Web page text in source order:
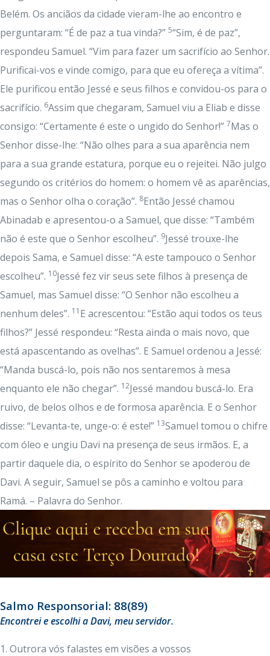
Belém. Os anciãos da cidade vieram-lhe ao encontro e
perguntaram: “É de paz a tua vinda?” 5“Sim, é de paz”,
respondeu Samuel. “Vim para fazer um sacrifício ao Senhor.
Purificai-vos e vinde comigo, para que eu ofereça a vítima”.
Ele purificou então Jessé e seus filhos e convidou-os para o
sacrifício. 6Assim que chegaram, Samuel viu a Eliab e disse
consigo: “Certamente é este o ungido do Senhor!” 7Mas o
Senhor disse-lhe: “Não olhes para a sua aparência nem
para a sua grande estatura, porque eu o rejeitei. Não julgo
segundo os critérios do homem: o homem vê as aparências,
mas o Senhor olha o coração”. 8Então Jessé chamou
Abinadab e apresentou-o a Samuel, que disse: “Também
não é este que o Senhor escolheu”. 9Jessé trouxe-lhe
depois Sama, e Samuel disse: “A este tampouco o Senhor
escolheu”. 10Jessé fez vir seus sete filhos à presença de
Samuel, mas Samuel disse: “O Senhor não escolheu a
nenhum deles”. 11 E acrescentou: “Estão aqui todos os teus
filhos?” Jessé respondeu: “Resta ainda o mais novo, que
está apascentando as ovelhas”. E Samuel ordenou a Jessé:
“Manda buscá-lo, pois não nos sentaremos à mesa
enquanto ele não chegar”. 12Jessé mandou buscá-lo. Era
ruivo, de belos olhos e de formosa aparência. E o Senhor
disse: “Levanta-te, unge-o: é este!” 13Samuel tomou o chifre
com óleo e ungiu Davi na presença de seus irmãos. E, a
partir daquele dia, o espírito do Senhor se apoderou de
Davi. A seguir, Samuel se pôs a caminho e voltou para
Ramá. – Palavra do Senhor.
Salmo Responsorial: 88(89)
Encontrei e escolhi a Davi, meu servidor.
1. Outrora vós falastes em visões a vossos